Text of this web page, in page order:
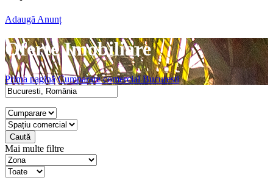
Adaugă Anunț
Oferte Imobiliare
Prima pagină Cumparare comercial Bucuresti
Caută
Mai multe filtre